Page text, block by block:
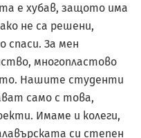
е хубав, защото има
не са решени,
спаси. За мен
многопластово
Нашите студенти
само с това,
Имаме и колеги,
си степен